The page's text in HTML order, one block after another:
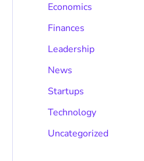
Economics
Finances
Leadership
News
Startups
Technology
Uncategorized